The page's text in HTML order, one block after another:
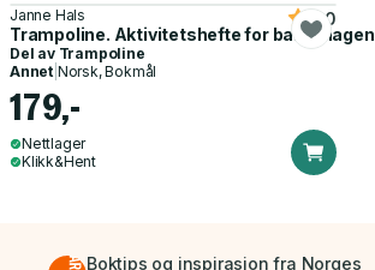
Janne Hals
Trampoline. Aktivitetshefte for barnehagen
5.0
Del av Trampoline
Annet Norsk, Bokmål
179,-
Nettlager
Klikk&Hent
Boktips og inspirasjon fra Norges